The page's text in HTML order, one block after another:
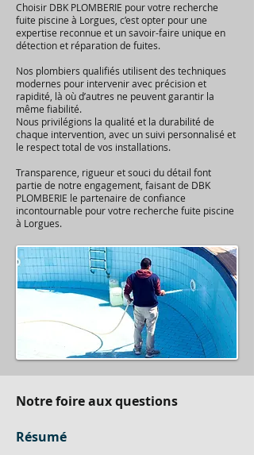
Choisir DBK PLOMBERIE pour votre recherche
fuite piscine à Lorgues, c’est opter pour une
expertise reconnue et un savoir-faire unique en
détection et réparation de fuites.
Nos plombiers qualifiés utilisent des techniques
modernes pour intervenir avec précision et
rapidité, là où d’autres ne peuvent garantir la
même fiabilité.
Nous privilégions la qualité et la durabilité de
chaque intervention, avec un suivi personnalisé et
le respect total de vos installations.
Transparence, rigueur et souci du détail font
partie de notre engagement, faisant de DBK
PLOMBERIE le partenaire de confiance
incontournable pour votre recherche fuite piscine
à Lorgues.
Notre foire aux questions
Résumé